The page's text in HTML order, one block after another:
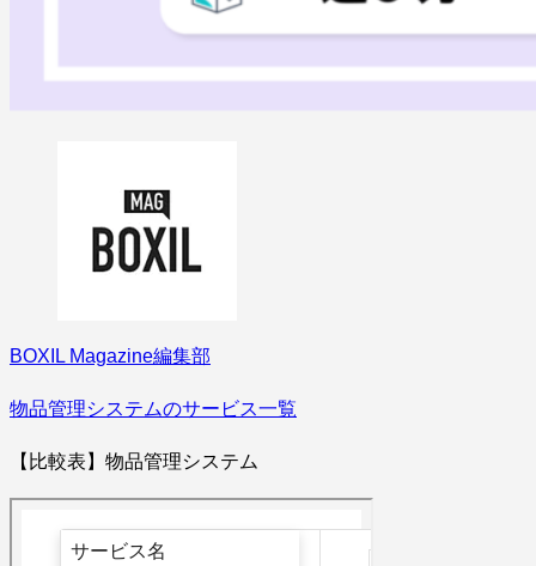
BOXIL Magazine編集部
物品管理システムのサービス一覧
【比較表】物品管理システム